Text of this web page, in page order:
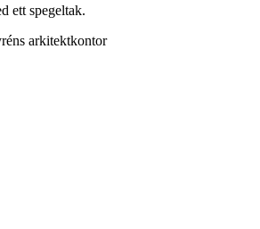
ett spegeltak.
arkitektkontor